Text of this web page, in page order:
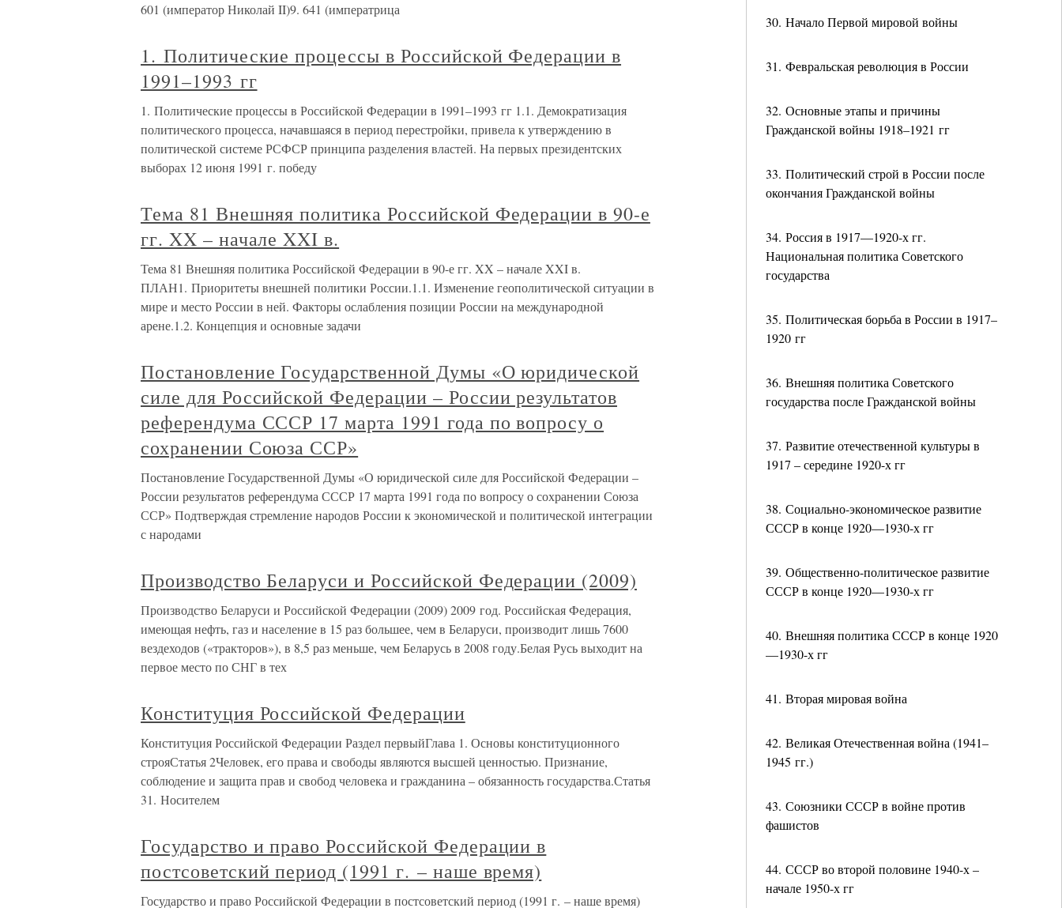
30. Начало Первой мировой войны
31. Февральская революция в России
32. Основные этапы и причины
Гражданской войны 1918–1921 гг
33. Политический строй в России после
окончания Гражданской войны
34. Россия в 1917—1920-х гг.
Национальная политика Советского
государства
35. Политическая борьба в России в 1917–
1920 гг
36. Внешняя политика Советского
государства после Гражданской войны
37. Развитие отечественной культуры в
1917 – середине 1920-х гг
38. Социально-экономическое развитие
СССР в конце 1920—1930-х гг
39. Общественно-политическое развитие
СССР в конце 1920—1930-х гг
40. Внешняя политика СССР в конце 1920
—1930-х гг
41. Вторая мировая война
42. Великая Отечественная война (1941–
1945 гг.)
43. Союзники СССР в войне против
фашистов
44. СССР во второй половине 1940-х –
начале 1950-х гг
601 (император Николай II)9. 641 (императрица
1. Политические процессы в Российской Федерации в
1991–1993 гг
1. Политические процессы в Российской Федерации в 1991–1993 гг 1.1. Демократизация
политического процесса, начавшаяся в период перестройки, привела к утверждению в
политической системе РСФСР принципа разделения властей. На первых президентских
выборах 12 июня 1991 г. победу
Тема 81 Внешняя политика Российской Федерации в 90-е
гг. XX – начале XXI в.
Тема 81 Внешняя политика Российской Федерации в 90-е гг. XX – начале XXI в.
ПЛАН1. Приоритеты внешней политики России.1.1. Изменение геополитической ситуации в
мире и место России в ней. Факторы ослабления позиции России на международной
арене.1.2. Концепция и основные задачи
Постановление Государственной Думы «О юридической
силе для Российской Федерации – России результатов
референдума СССР 17 марта 1991 года по вопросу о
сохранении Союза ССР»
Постановление Государственной Думы «О юридической силе для Российской Федерации –
России результатов референдума СССР 17 марта 1991 года по вопросу о сохранении Союза
ССР» Подтверждая стремление народов России к экономической и политической интеграции
с народами
Производство Беларуси и Российской Федерации (2009)
Производство Беларуси и Российской Федерации (2009) 2009 год. Российская Федерация,
имеющая нефть, газ и население в 15 раз большее, чем в Беларуси, производит лишь 7600
вездеходов («тракторов»), в 8,5 раз меньше, чем Беларусь в 2008 году.Белая Русь выходит на
первое место по СНГ в тех
Конституция Российской Федерации
Конституция Российской Федерации Раздел первыйГлава 1. Основы конституционного
строяСтатья 2Человек, его права и свободы являются высшей ценностью. Признание,
соблюдение и защита прав и свобод человека и гражданина – обязанность государства.Статья
31. Носителем
Государство и право Российской Федерации в
постсоветский период (1991 г. – наше время)
Государство и право Российской Федерации в постсоветский период (1991 г. – наше время)